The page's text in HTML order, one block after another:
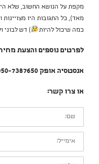
מקפת על הנושא החשוב, שלא
מאד), כל התגובות היו
כמה שיכול להיות
) דש לבוני
לפרטים נוספים והצעת
אנסטסיה אופק 050-7387650
או צרו קשר:
שם:
אימייל:
טלפון: